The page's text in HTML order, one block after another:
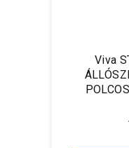
Viva